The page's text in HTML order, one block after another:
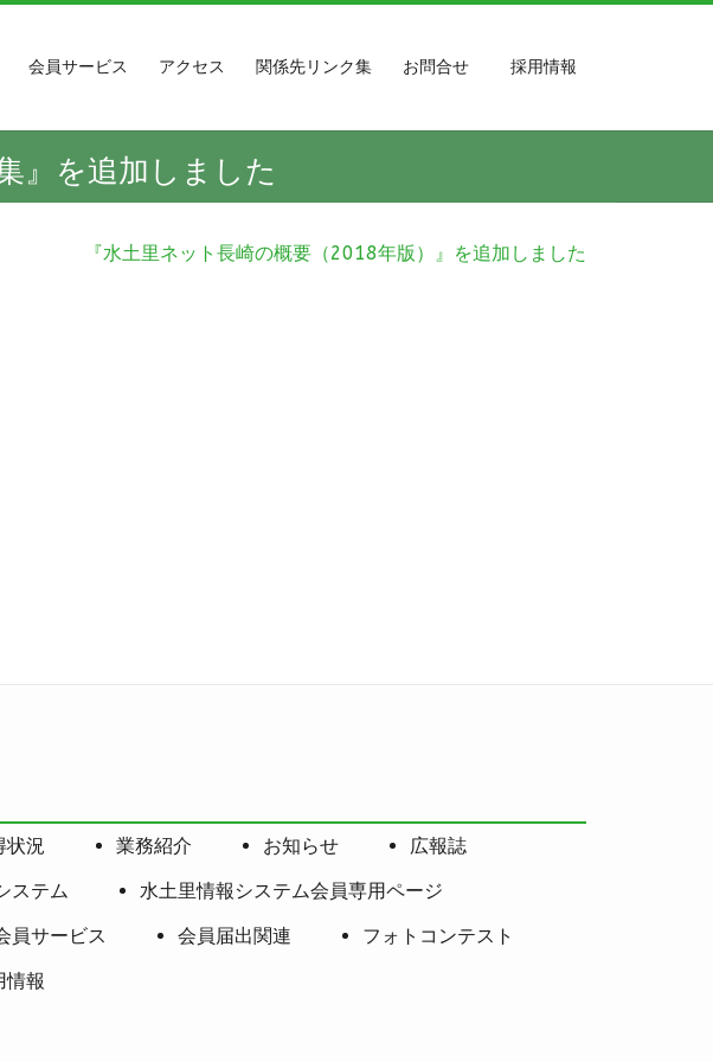
会員サービス アクセス 関係先リンク集 お問合せ 採用情報
』を追加しました
『水土里ネット長崎の概要（2018年版）』を追加しました
状況 業務紹介 お知らせ
広報誌
ステム
水土里情報システム会員専用ページ
員サービス 会員届出関連
フォトコンテスト
情報